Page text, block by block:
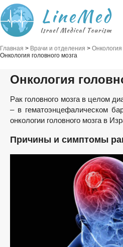
Главная > Врачи и отделения > Онкология
Онкология головного мозга
Онкология
Рак головного мозга в целом
– в гематоэнцефалическом
онкологии головного мозга в
Причины и симптомы